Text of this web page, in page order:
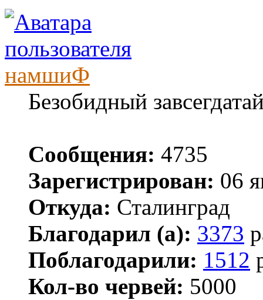
намшиФ
Безобидный
Сообщения: 4735
Зарегистрирован: 06
Откуда: Сталинград
Благодарил (а): 3373
Поблагодарили: 1512
Кол-во червей: 5000